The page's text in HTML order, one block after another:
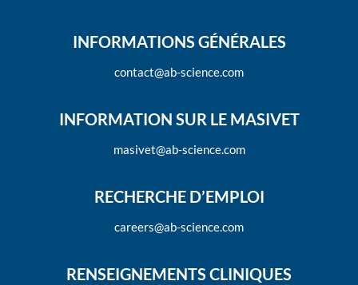
INFORMATIONS GÉNÉRALES
contact@ab-science.com
INFORMATION SUR LE MASIVET
masivet@ab-science.com
RECHERCHE D’EMPLOI
careers@ab-science.com
RENSEIGNEMENTS CLINIQUES